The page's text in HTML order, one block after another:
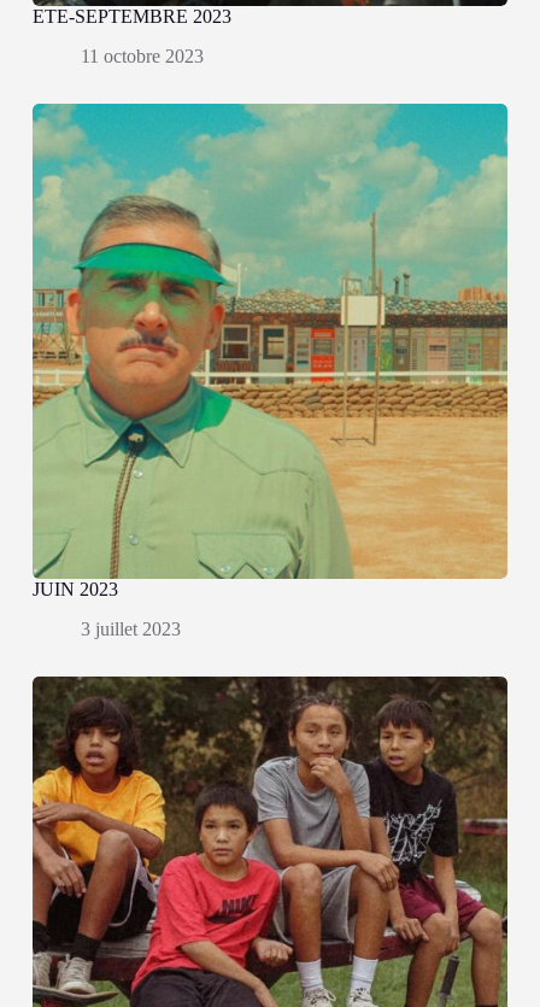
ETE-SEPTEMBRE 2023
11 octobre 2023
JUIN 2023
3 juillet 2023